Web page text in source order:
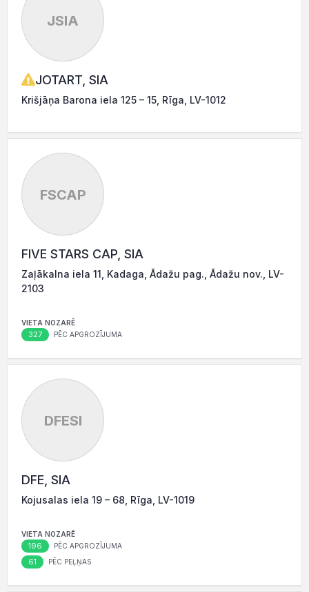
JSIA
JOTART, SIA
Krišjāņa Barona iela 125 – 15, Rīga, LV-1012
FSCAP
FIVE STARS CAP, SIA
Zaļākalna iela 11, Kadaga, Ādažu pag., Ādažu nov., LV-
2103
VIETA NOZARĒ
327 PĒC APGROZĪJUMA
DFESI
DFE, SIA
Kojusalas iela 19 – 68, Rīga, LV-1019
VIETA NOZARĒ
196 PĒC APGROZĪJUMA
61 PĒC PEĻŅAS